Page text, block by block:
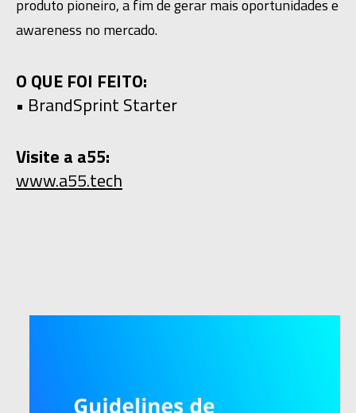
produto pioneiro, a fim de gerar mais oportunidades e
awareness no mercado.
O QUE FOI FEITO:
• BrandSprint Starter
Visite a a55:
www.a55.tech